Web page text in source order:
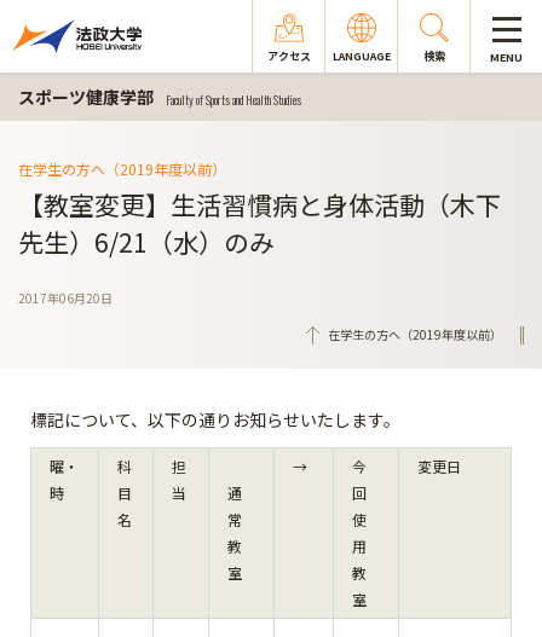
アクセス LANGUAGE 検索 MENU
スポーツ健康学部 Faculty of Sports and Health Studies
在学生の方へ（2019年度以前）
【教室変更】生活習慣病と身体活動（木下
先生）6/21（水）のみ
2017年06月20日
在学生の方へ（2019年度以前）
標記について、以下の通りお知らせいたします。
曜・
時
科
目
名
担
当
通
常
教
室
→
今
回
使
用
教
室
変更日